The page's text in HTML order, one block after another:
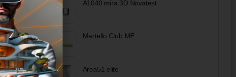
A1040 mira 3D Novatest
Martello Club ME
Area51 elite